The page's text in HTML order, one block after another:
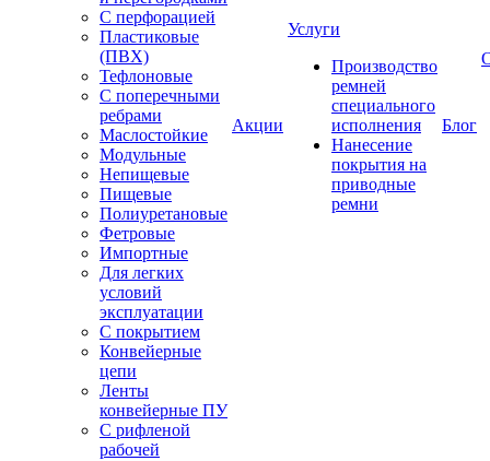
С перфорацией
Пластиковые
(ПВХ)
Тефлоновые
С поперечными
ребрами
Маслостойкие
Модульные
Непищевые
Пищевые
Полиуретановые
Фетровые
Импортные
Для легких
условий
эксплуатации
С покрытием
Конвейерные
цепи
Ленты
конвейерные ПУ
С рифленой
рабочей
Акции
Услуги
Производство
ремней
специального
исполнения
Нанесение
покрытия на
приводные
ремни
Блог